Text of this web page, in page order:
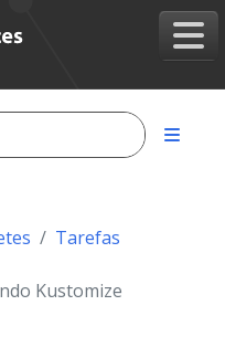
Tarefas
Kustomize